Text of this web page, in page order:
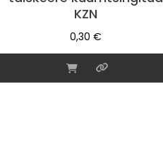
KZN
0,30€